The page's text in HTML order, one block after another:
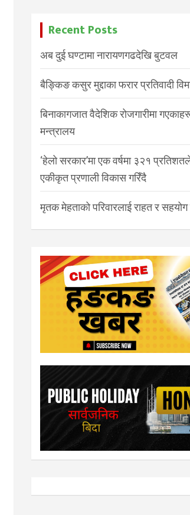
Recent Posts
अब दुई घण्टामा नारायणगढदेखि बुटवल
बैङ्किङ कसुर मुद्दाका फरार प्रतिवादी
बिनाकागजात वैदेशिक रोजगारीमा
मन्त्रालय
‘हेलो सरकार’मा एक वर्षमा ३२१
एकीकृत प्रणाली विकास गरिँदै
मृतक मेहताको परिवारलाई राहत र सहयोग